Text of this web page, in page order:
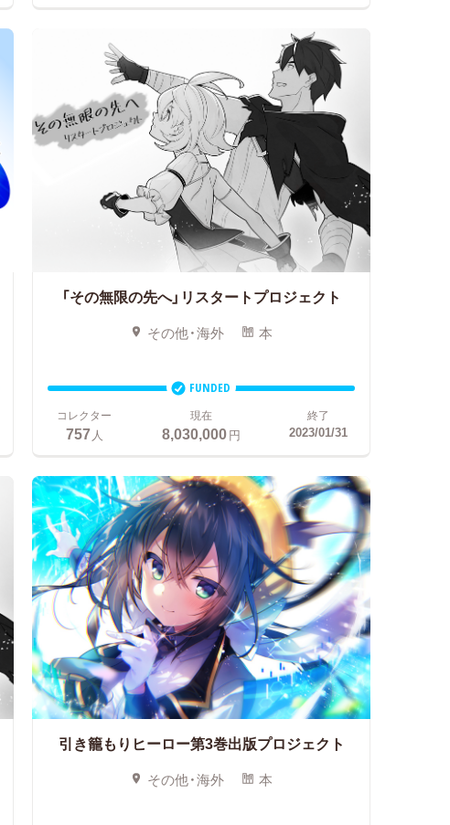
「その無限の先へ」リスタートプロジェクト
その他・海外 本
FUNDED
コレクター
757 人
現在
8,030,000円
終了
2023/01/31
引き籠もりヒーロー第3巻出版プロジェクト
その他・海外 本